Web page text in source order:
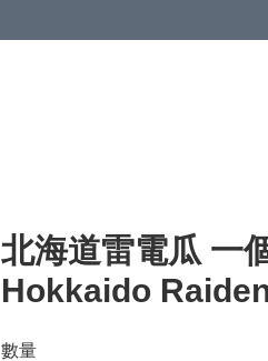
北海道雷電瓜 一
Hokkaido
數量